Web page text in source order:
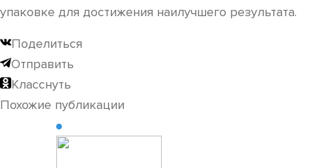
упаковке для достижения наилучшего результата.
Поделиться
Отправить
Класснуть
Похожие публикации